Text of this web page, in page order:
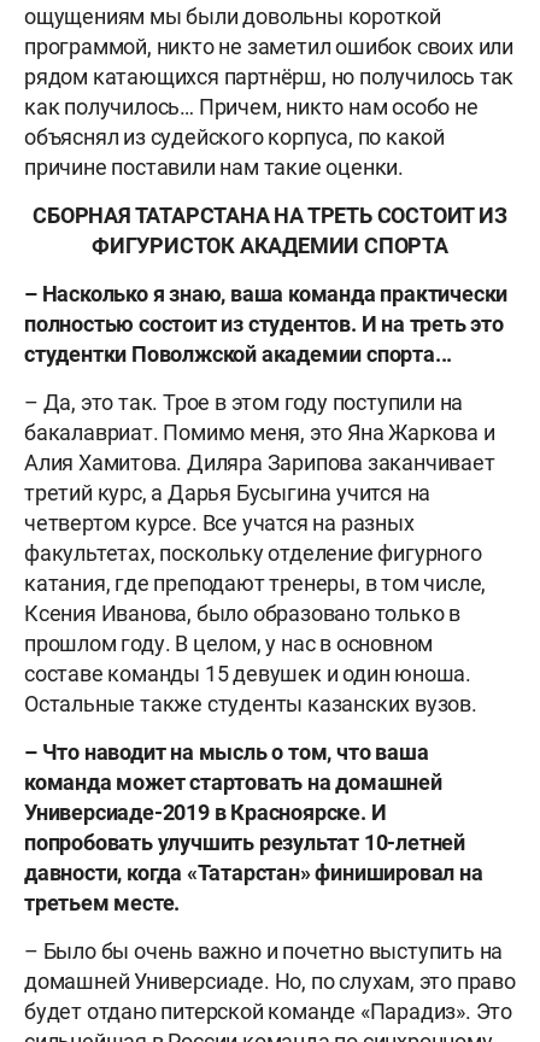
ощущениям мы были довольны короткой
программой, никто не заметил ошибок своих или
рядом катающихся партнёрш, но получилось так
как получилось… Причем, никто нам особо не
объяснял из судейского корпуса, по какой
причине поставили нам такие оценки.
СБОРНАЯ ТАТАРСТАНА НА ТРЕТЬ СОСТОИТ ИЗ
ФИГУРИСТОК АКАДЕМИИ СПОРТА
– Насколько я знаю, ваша команда практически
полностью состоит из студентов. И на треть это
студентки Поволжской академии спорта...
– Да, это так. Трое в этом году поступили на
бакалавриат. Помимо меня, это Яна Жаркова и
Алия Хамитова. Диляра Зарипова заканчивает
третий курс, а Дарья Бусыгина учится на
четвертом курсе. Все учатся на разных
факультетах, поскольку отделение фигурного
катания, где преподают тренеры, в том числе,
Ксения Иванова, было образовано только в
прошлом году. В целом, у нас в основном
составе команды 15 девушек и один юноша.
Остальные также студенты казанских вузов.
– Что наводит на мысль о том, что ваша
команда может стартовать на домашней
Универсиаде-2019 в Красноярске. И
попробовать улучшить результат 10-летней
давности, когда «Татарстан» финишировал на
третьем месте.
– Было бы очень важно и почетно выступить на
домашней Универсиаде. Но, по слухам, это право
будет отдано питерской команде «Парадиз». Это